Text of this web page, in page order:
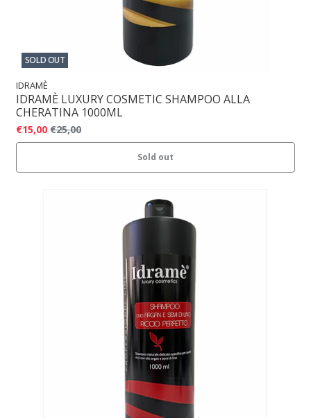
SOLD OUT
IDRAMÈ
IDRAMÈ LUXURY COSMETIC SHAMPOO ALLA
CHERATINA 1000ML
€15,00 €25,00
Sold out